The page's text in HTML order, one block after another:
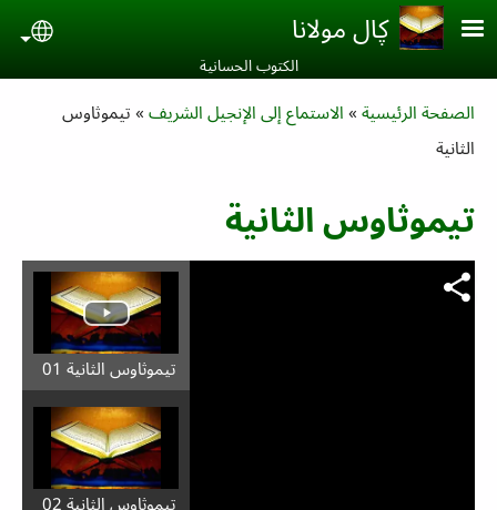
Skip to main content
ڮال مولانا
الكتوب الحسانية‎
Breadcrumb
الصفحة الرئيسية الاستماع إلى الإنجيل الشريف
تيموثاوس
الثانية
تيموثاوس الثانية
تيموثاوس الثانية 01
تيموثاوس الثانية 02